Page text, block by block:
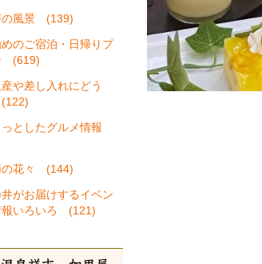
の風景 (139)
めのご宿泊・日帰りプ
(619)
や差し入れにどう
っとしたグルメ情報
の花々 (144)
がお届けするイベン
報いろいろ (121)